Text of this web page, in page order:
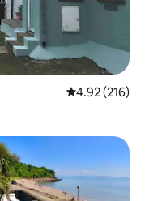
レビュー216
4.92 (216)